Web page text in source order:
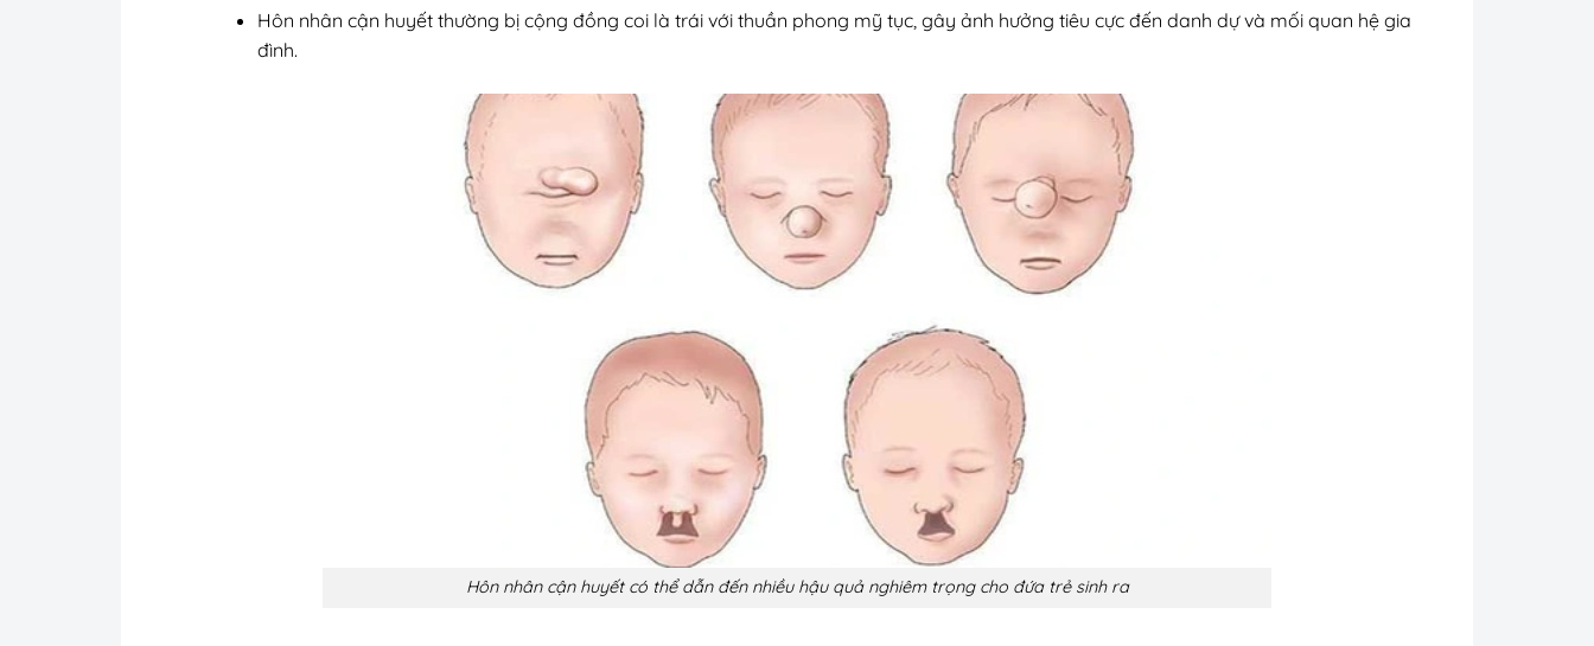
Hôn nhân cận huyết thường bị cộng đồng coi là trái với thuần phong mỹ tục, gây ảnh hưởng tiêu cực đến danh dự và mối quan hệ gia
đình.
Hôn nhân cận huyết có thể dẫn đến nhiều hậu quả nghiêm trọng cho đứa trẻ sinh ra